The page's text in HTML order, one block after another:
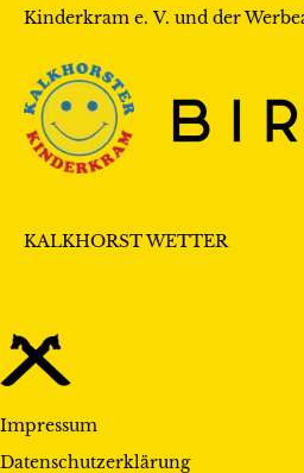
Kinderkram e. V. und der
KALKHORST WETTER
Impressum
Datenschutzerklärung